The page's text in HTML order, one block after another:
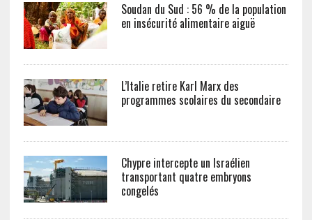
Soudan du Sud : 56 % de la population
en insécurité alimentaire aiguë
L’Italie retire Karl Marx des
programmes scolaires du secondaire
Chypre intercepte un Israélien
transportant quatre embryons
congelés